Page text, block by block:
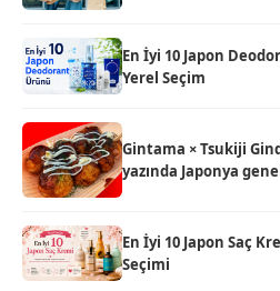
En İyi 10 Japon
Yerel Seçim
Gintama × Tsukiji
yazında Japonya
En İyi 10 Japon Saç
Seçimi